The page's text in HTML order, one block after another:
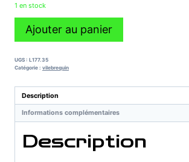
1 en stock
quantité
de
vilebrequin
pompe
à
huile
isca
Ajouter au panier
UGS : L177.35
Catégorie : vilebrequin
Description
Informations complémentaires
Description